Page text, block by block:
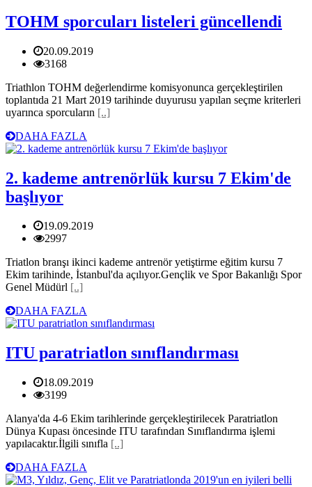
TOHM sporcuları listeleri güncellendi
20.09.2019
3168
Triathlon TOHM değerlendirme komisyonunca gerçekleştirilen
toplantıda 21 Mart 2019 tarihinde duyurusu yapılan seçme kriterleri
uyarınca sporcuların [..]
DAHA FAZLA
2. kademe antrenörlük kursu 7 Ekim'de
başlıyor
19.09.2019
2997
Triatlon branşı ikinci kademe antrenör yetiştirme eğitim kursu 7
Ekim tarihinde, İstanbul'da açılıyor.Gençlik ve Spor Bakanlığı Spor
Genel Müdürl [..]
DAHA FAZLA
ITU paratriatlon sınıflandırması
18.09.2019
3199
Alanya'da 4-6 Ekim tarihlerinde gerçekleştirilecek Paratriatlon
Dünya Kupası öncesinde ITU tarafından Sınıflandırma işlemi
yapılacaktır.İlgili sınıfla [..]
DAHA FAZLA